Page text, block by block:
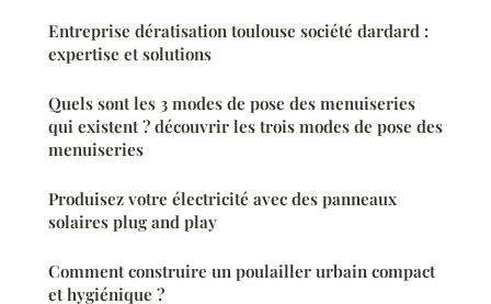
Entreprise dératisation toulouse société dardard :
expertise et solutions
Quels sont les 3 modes de pose des menuiseries
qui existent ? découvrir les trois modes de pose des
menuiseries
Produisez votre électricité avec des panneaux
solaires plug and play
Comment construire un poulailler urbain compact
et hygiénique ?